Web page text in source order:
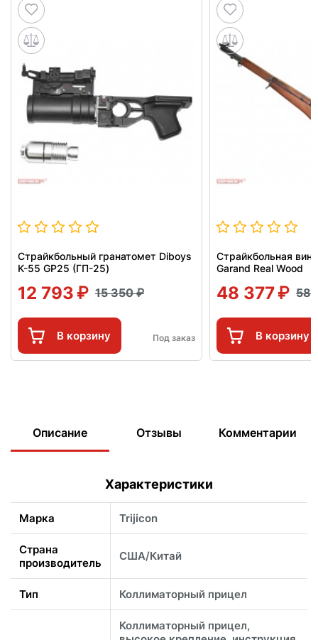
Страйкбольный гранатомет Diboys
K-55 GP25 (ГП-25)
12 793 15 350
В корзину Под заказ
Страйкбольная
Garand Real Wood
48 377 58
В корзину
Описание Отзывы Комментарии
Характеристики
Марка Trijicon
Страна
производитель
США/Китай
Тип Коллиматорный прицел
Коллиматорный прицел,